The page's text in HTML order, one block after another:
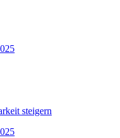
steigern